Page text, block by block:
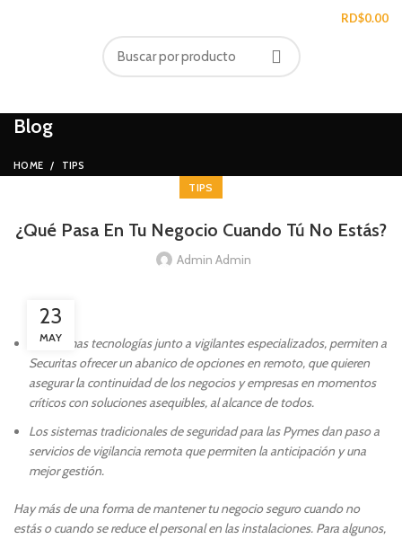
RD$0.00
Blog
HOME TIPS
TIPS
¿Qué Pasa En Tu Negocio Cuando Tú No Estás?
Admin Admin
23
MAY
Las últimas tecnologías junto a vigilantes especializados, permiten a
Securitas ofrecer un abanico de opciones en remoto, que quieren
asegurar la continuidad de los negocios y empresas en momentos
críticos con soluciones asequibles, al alcance de todos.
Los sistemas tradicionales de seguridad para las Pymes dan paso a
servicios de vigilancia remota que permiten la anticipación y una
mejor gestión.
Hay más de una forma de mantener tu negocio seguro cuando no
estás o cuando se reduce el personal en las instalaciones. Para algunos,